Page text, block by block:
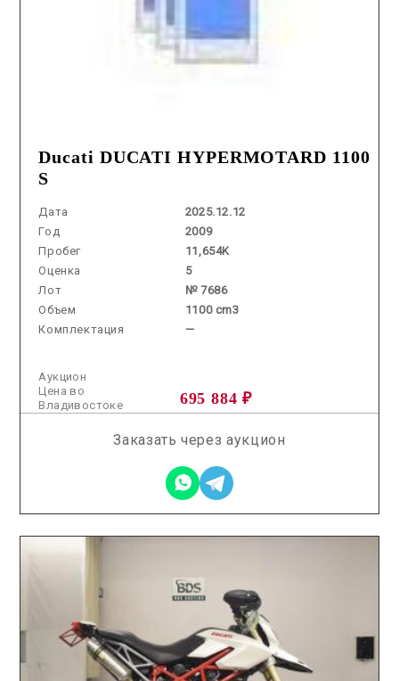
Ducati DUCATI HYPERMOTARD 1100
S
Дата
2025.12.12
Год
2009
Пробег
11,654K
Оценка
5
Лот
№ 7686
Объем
1100 cm3
Комплектация
—
Аукцион
695 884 ₽
Цена во
Владивостоке
Заказать через аукцион